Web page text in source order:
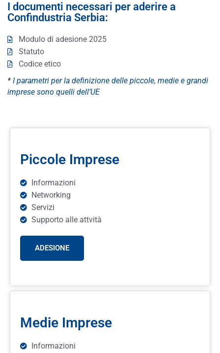
I documenti necessari per aderire a
Confindustria Serbia:
Modulo di adesione 2025
Statuto
Codice etico
* I parametri per la definizione delle piccole, medie e grandi
imprese sono quelli dell’UE
Piccole Imprese
Informazioni
Networking
Servizi
Supporto alle attvità
ADESIONE
Medie Imprese
Informazioni